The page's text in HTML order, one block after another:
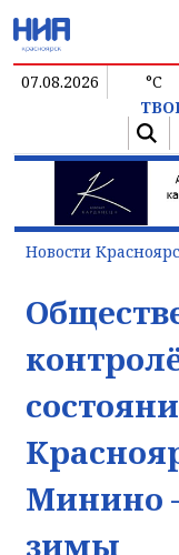
07.08.2026 °C
Новости
Минино
зимы